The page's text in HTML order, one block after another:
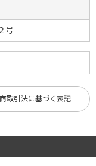
号
取引法に基づく表記